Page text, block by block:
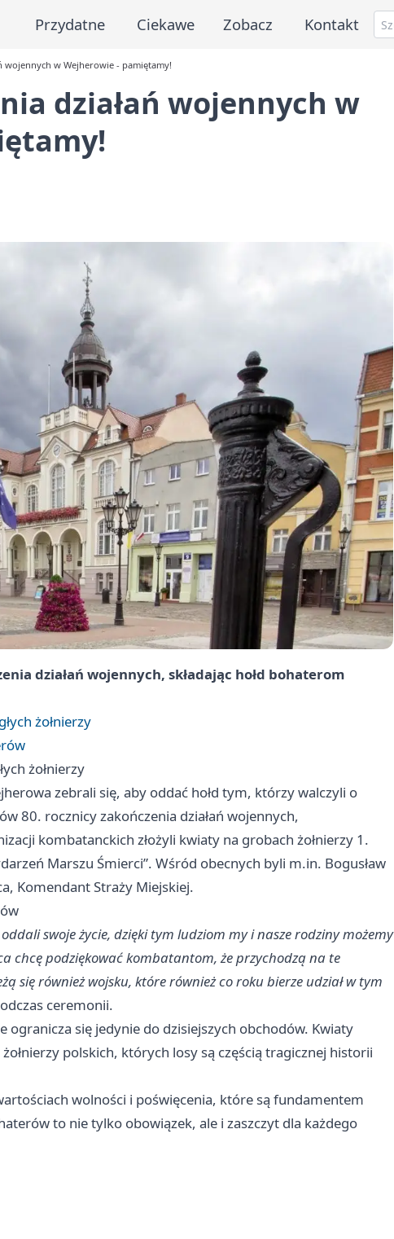
Przydatne Ciekawe Zobacz Kontakt
wojennych w Wejherowie - pamiętamy!
działań wojennych w
działań wojennych, składając hołd bohaterom
żołnierzy
żołnierzy
zebrali się, aby oddać hołd tym, którzy walczyli o
80. rocznicy zakończenia działań wojennych,
kombatanckich złożyli kwiaty na grobach żołnierzy 1.
Marszu Śmierci”. Wśród obecnych byli m.in. Bogusław
Komendant Straży Miejskiej.
swoje życie, dzięki tym ludziom my i nasze rodziny możemy
chcę podziękować kombatantom, że przychodzą na te
się również wojsku, które również co roku bierze udział w tym
ceremonii.
ogranicza się jedynie do dzisiejszych obchodów. Kwiaty
polskich, których losy są częścią tragicznej historii
wolności i poświęcenia, które są fundamentem
to nie tylko obowiązek, ale i zaszczyt dla każdego